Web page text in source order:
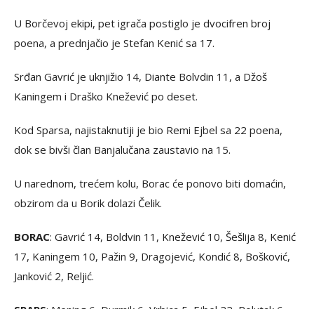
U Borčevoj ekipi, pet igrača postiglo je dvocifren broj
poena, a prednjačio je Stefan Kenić sa 17.
Srđan Gavrić je uknjižio 14, Diante Bolvdin 11, a Džoš
Kaningem i Draško Knežević po deset.
Kod Sparsa, najistaknutiji je bio Remi Ejbel sa 22 poena,
dok se bivši član Banjalučana zaustavio na 15.
U narednom, trećem kolu, Borac će ponovo biti domaćin,
obzirom da u Borik dolazi Čelik.
BORAC: Gavrić 14, Boldvin 11, Knežević 10, Šešlija 8, Kenić
17, Kaningem 10, Pažin 9, Dragojević, Kondić 8, Bošković,
Janković 2, Reljić.